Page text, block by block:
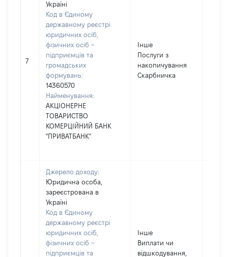
7
Україні
Код в Єдиному
державному реєстрі
юридичних осіб,
фізичних осіб –
підприємців та
громадських
формувань:
14360570
Найменування:
АКЦІОНЕРНЕ
ТОВАРИСТВО
КОМЕРЦІЙНИЙ БАНК
"ПРИВАТБАНК"
Інше
Послуги з
накопичування
Скарбничка
Джерело доходу:
Юридична особа,
зареєстрована в
Україні
Код в Єдиному
державному реєстрі
юридичних осіб,
фізичних осіб –
підприємців та
Інше
Виплати чи
відшкодування,